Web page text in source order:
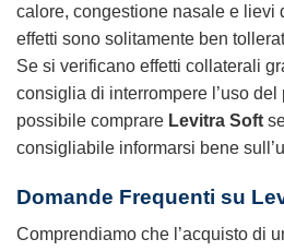
calore, congestione nasale e lievi
effetti sono solitamente ben
Se si verificano effetti collaterali
consiglia di interrompere l’uso
possibile comprare Levitra Soft
consigliabile informarsi bene
Domande Frequenti su
Comprendiamo che l’acquisto di